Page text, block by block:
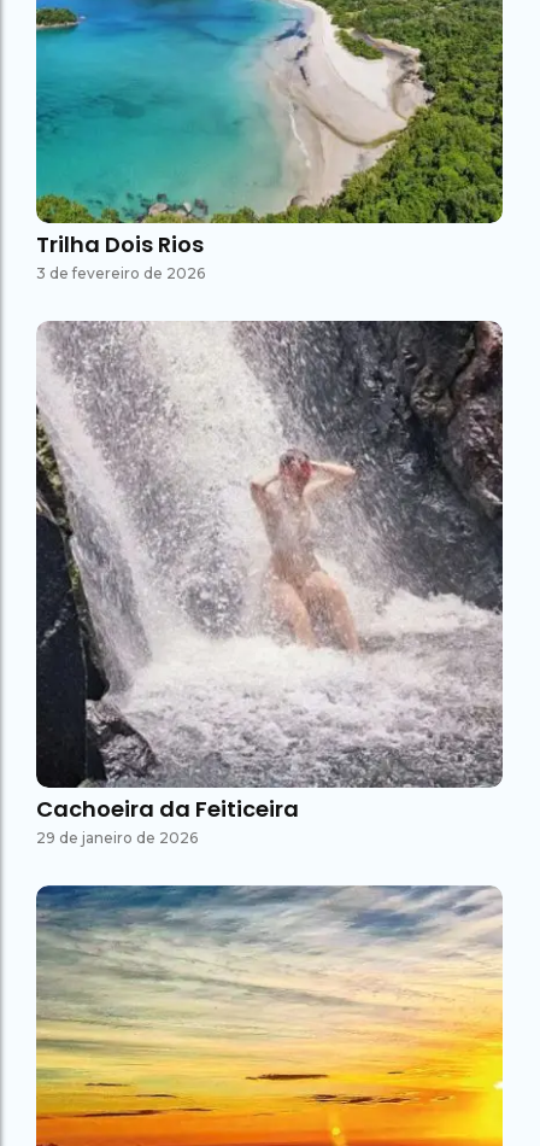
Trilha Dois Rios
3 de fevereiro de 2026
Cachoeira da Feiticeira
29 de janeiro de 2026